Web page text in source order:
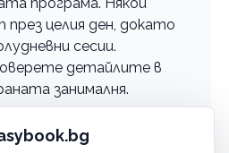
целия ден, докато
сесии.
детайлите в
занималня.
да се присъедини